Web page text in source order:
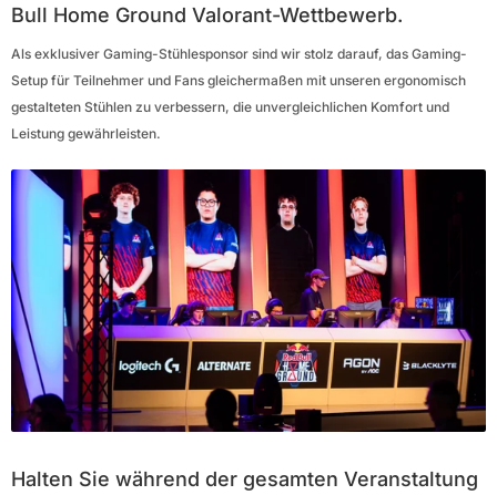
Bull Home Ground Valorant-Wettbewerb.
Als exklusiver Gaming-Stühlesponsor sind wir stolz darauf, das Gaming-
Setup für Teilnehmer und Fans gleichermaßen mit unseren ergonomisch
gestalteten Stühlen zu verbessern, die unvergleichlichen Komfort und
Leistung gewährleisten.
Halten Sie während der gesamten Veranstaltung